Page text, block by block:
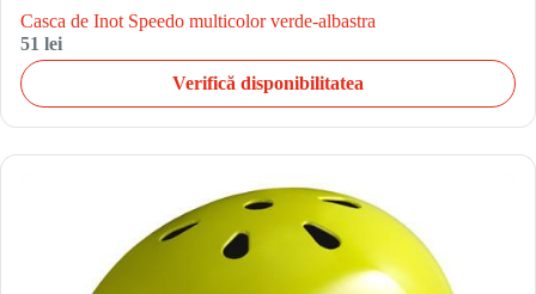
Casca de Inot Speedo multicolor verde-albastra
51 lei
Verifică disponibilitatea